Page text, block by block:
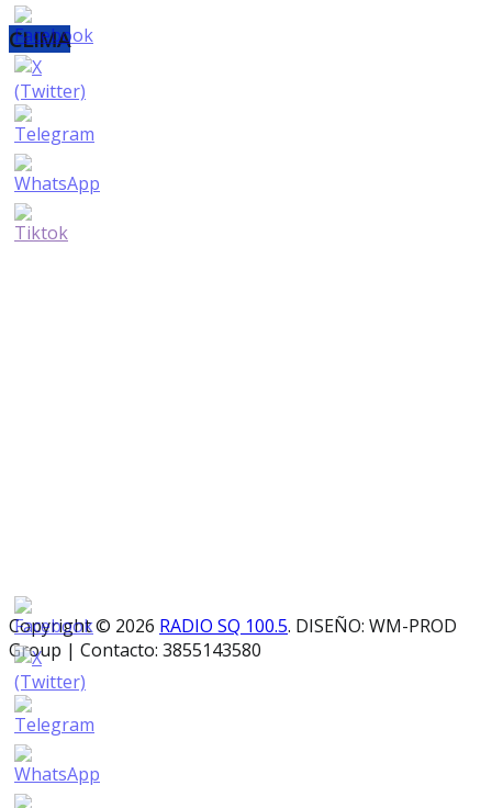
CLIMA
Copyright © 2026 RADIO SQ 100.5. DISEÑO: WM-PROD
Group | Contacto: 3855143580